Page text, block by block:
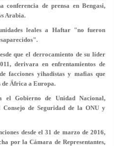
de prensa en Bengasi,
Arabia.
leales a Haftar "no fueron
que el derrocamiento de su líder
derivara en enfrentamientos de
facciones yihadistas y mafias que
África a Europa.
el Gobierno de Unidad Nacional,
de Seguridad de la ONU y
desde el 31 de marzo de 2016,
por la Cámara de Representantes,